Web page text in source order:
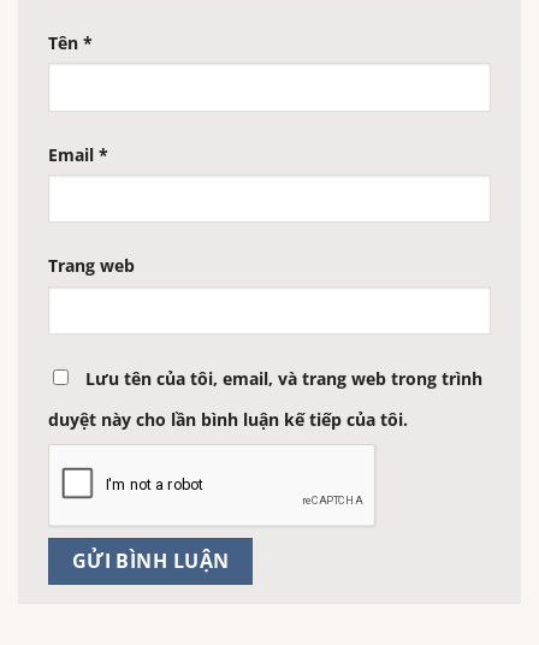
Tên *
Email *
Trang web
Lưu tên của tôi, email, và trang web trong trình
duyệt này cho lần bình luận kế tiếp của tôi.